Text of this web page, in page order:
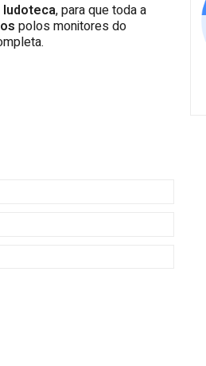
, para que toda a
polos monitores do